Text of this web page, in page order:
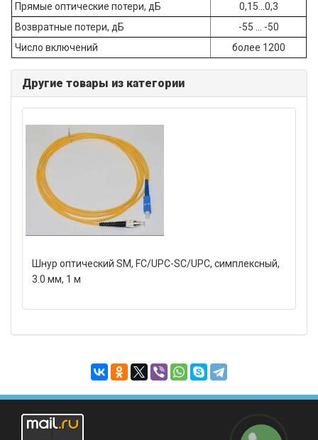
Прямые оптические потери, дБ
0,15...0,3
Возвратные потери, дБ
-55 ... -50
Число включений
более 1200
Другие товары из категории
Шнур оптический SM, FC/UPC-SC/UPC, симплексный,
3.0 мм, 1 м